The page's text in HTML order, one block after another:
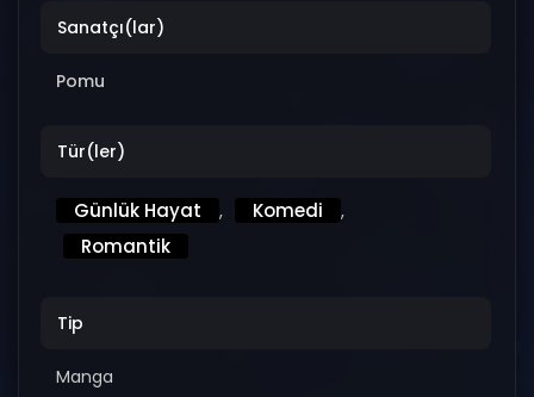
Sanatçı(lar)
Pomu
Tür(ler)
Günlük Hayat , Komedi ,
Romantik
Tip
Manga